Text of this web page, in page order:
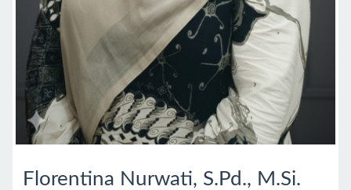
Florentina Nurwati, S.Pd., M.Si.